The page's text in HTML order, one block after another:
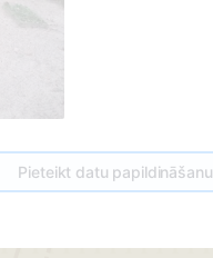
Pieteikt datu papildināšanu